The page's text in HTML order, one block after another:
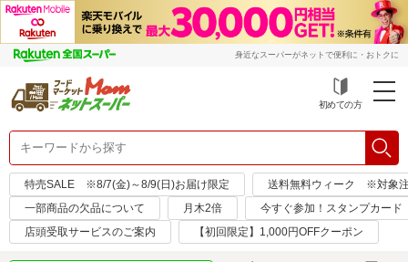
身近なスーパーがネットで便利に・おトクに
初めての方
特売SALE ※8/7(金)～8/9(日)お届け限定
送料無料ウィーク ※対象
一部商品の欠品について
月木2倍
今すぐ参加！スタンプカード
店頭受取サービスのご案内
【初回限定】1,000円OFFクーポン